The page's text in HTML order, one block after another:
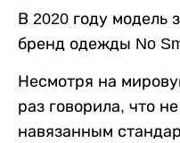
В 2020 году модель
бренд одежды No
Несмотря на
раз говорила, что
навязанным